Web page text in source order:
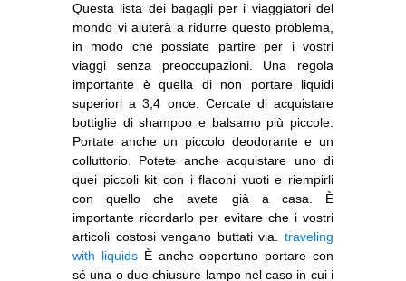
Questa lista dei bagagli per i viaggiatori del
mondo vi aiuterà a ridurre questo problema,
in modo che possiate partire per i vostri
viaggi senza preoccupazioni. Una regola
importante è quella di non portare liquidi
superiori a 3,4 once. Cercate di acquistare
bottiglie di shampoo e balsamo più piccole.
Portate anche un piccolo deodorante e un
colluttorio. Potete anche acquistare uno di
quei piccoli kit con i flaconi vuoti e riempirli
con quello che avete già a casa. È
importante ricordarlo per evitare che i vostri
articoli costosi vengano buttati via. traveling
with liquidsÈ anche opportuno portare con
sé una o due chiusure lampo nel caso in cui i